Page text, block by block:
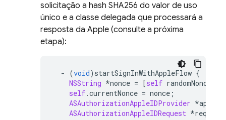
solicitação a hash SHA256 do valor de uso
único e a classe delegada que processará a
resposta da Apple (consulte a próxima
etapa):
- (void) startSignInWithAppleFlow {
NSString *nonce = [self randomNonce
self.currentNonce = nonce ;
ASAuthorizationAppleIDProvider *
ASAuthorizationAppleIDRequest *request